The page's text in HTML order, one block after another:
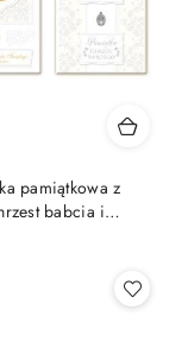
pamiątkowa z
babcia i